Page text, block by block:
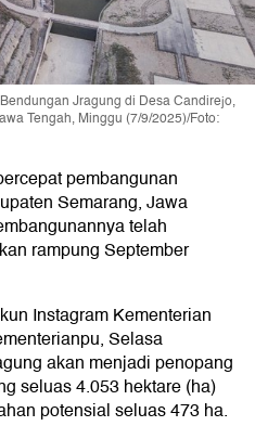
Jragung di Desa Candirejo,
Tengah, Minggu (7/9/2025)/Foto:
pembangunan
Semarang, Jawa
telah
rampung September
Instagram Kementerian
Selasa
akan menjadi penopang
seluas 4.053 hektare (ha)
potensial seluas 473 ha.